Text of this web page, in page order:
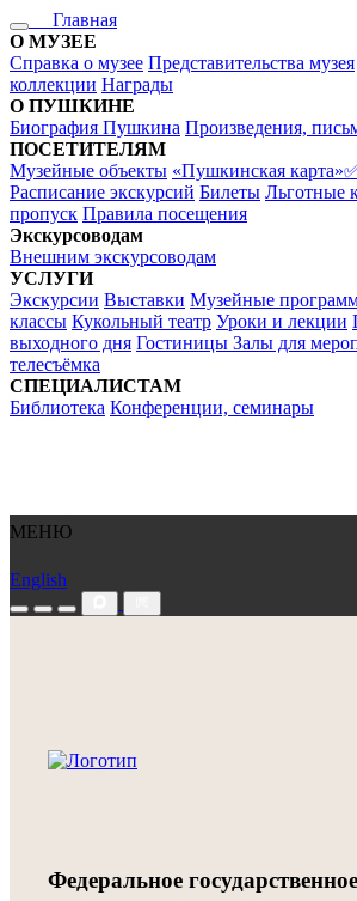
Главная
О МУЗЕЕ
Справка о музее Представительства музея
коллекции Награды
О ПУШКИНЕ
Биография Пушкина Произведения,
ПОСЕТИТЕЛЯМ
Музейные объекты «Пушкинская
Расписание экскурсий Билеты Льготные
пропуск Правила посещения
Экскурсоводам
Внешним экскурсоводам
УСЛУГИ
Экскурсии Выставки Музейные
классы Кукольный театр Уроки и лекции
выходного дня Гостиницы Залы для
телесъёмка
СПЕЦИАЛИСТАМ
Библиотека Конференции, семинары
МЕНЮ
English
Федеральное